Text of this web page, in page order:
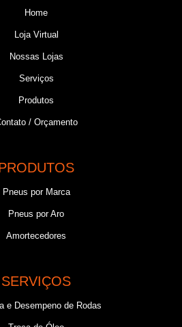
Home
Loja Virtual
Nossas Lojas
Serviços
Produtos
/ Orçamento
Pneus por Marca
Pneus por Aro
Amortecedores
SERVIÇOS
e Desempeno de Rodas